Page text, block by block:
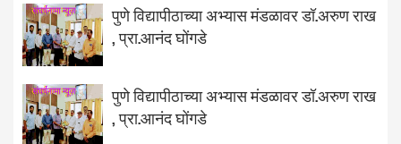
पुणे विद्यापीठाच्या अभ्यास मंडळावर डॉ.अरुण राख
, प्रा.आनंद घोंगडे
पुणे विद्यापीठाच्या अभ्यास मंडळावर डॉ.अरुण राख
, प्रा.आनंद घोंगडे